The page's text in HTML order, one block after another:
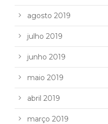
agosto 2019
julho 2019
junho 2019
maio 2019
abril 2019
março 2019